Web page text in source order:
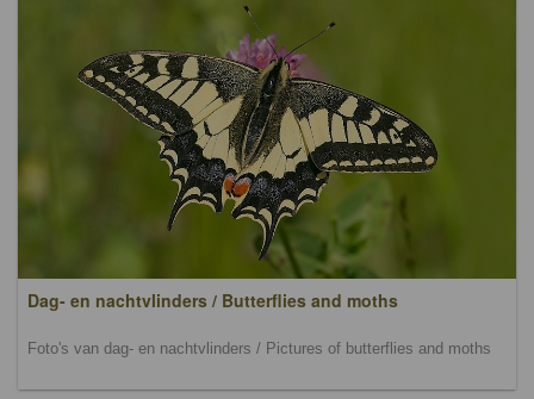
Dag- en nachtvlinders / Butterflies and moths
Foto's van dag- en nachtvlinders / Pictures of butterflies and moths